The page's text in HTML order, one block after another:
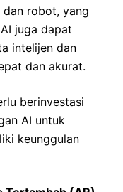
robot, yang
juga dapat
intelijen dan
dan akurat.
berinvestasi
AI untuk
keunggulan